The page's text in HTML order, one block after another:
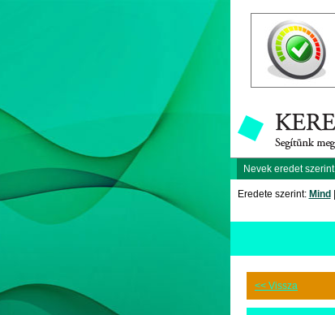
Nevek eredet szerint
Eredete szerint: Mind
<< Vissza